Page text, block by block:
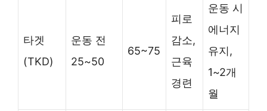
타겟
(TKD)
운동 전
25~50
65~75
피로
감소,
근육
경련
운동 시
에너지
유지,
1~2개
월